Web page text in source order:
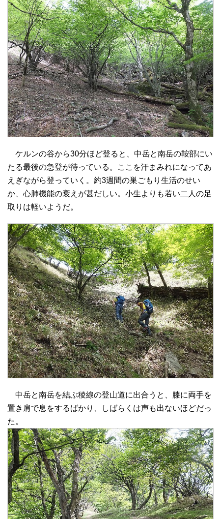
ケルンの谷から30分ほど登ると、中岳と南岳の鞍部にい
たる最後の急登が待っている。ここを汗まみれになってあ
えぎながら登っていく。約3週間の巣ごもり生活のせい
か、心肺機能の衰えが甚だしい。小生よりも若い二人の足
取りは軽いようだ。
中岳と南岳を結ぶ稜線の登山道に出合うと、膝に両手を
置き肩で息をするばかり、しばらくは声も出ないほどだっ
た。